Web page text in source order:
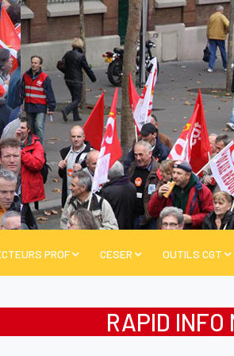
PROF CESER OUTILS CGT
RAPID INFO